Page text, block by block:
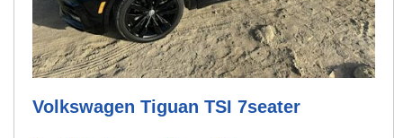
Volkswagen Tiguan TSI 7seater